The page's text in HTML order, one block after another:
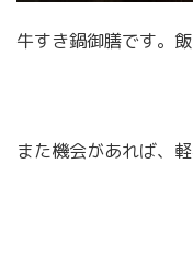
牛すき鍋御膳です。
また機会があれば、